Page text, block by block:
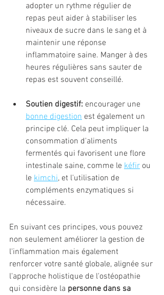
adopter un rythme régulier de
repas peut aider à stabiliser les
niveaux de sucre dans le sang et à
maintenir une réponse
inflammatoire saine. Manger à des
heures régulières sans sauter de
repas est souvent conseillé.
Soutien digestif: encourager une
bonne digestion est également un
principe clé. Cela peut impliquer la
consommation d'aliments
fermentés qui favorisent une flore
intestinale saine, comme le kéfir ou
le kimchi, et l'utilisation de
compléments enzymatiques si
nécessaire.
En suivant ces principes, vous pouvez
non seulement améliorer la gestion de
l'inflammation mais également
renforcer votre santé globale, alignée sur
l'approche holistique de l'ostéopathie
qui considère la personne dans sa